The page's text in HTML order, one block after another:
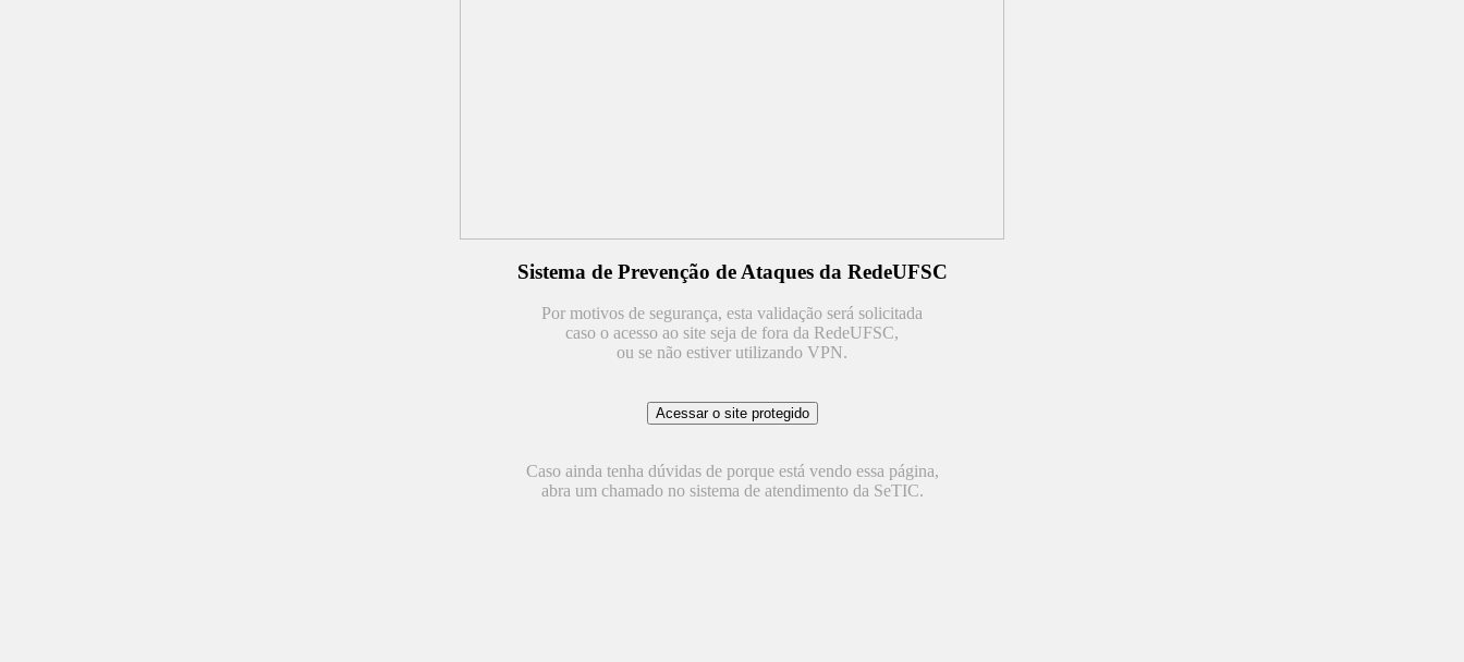
Sistema de Prevenção de Ataques da RedeUFSC
Por motivos de segurança, esta validação será solicitada
caso o acesso ao site seja de fora da RedeUFSC,
ou se não estiver utilizando VPN.
Caso ainda tenha dúvidas de porque está vendo essa página,
abra um chamado no sistema de atendimento da SeTIC.